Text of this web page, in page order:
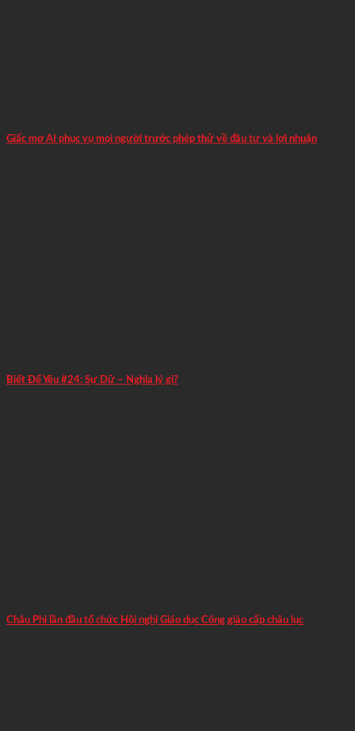
Giấc mơ AI phục vụ mọi người trước phép thử về đầu tư và lợi nhuận
Biết Để Yêu #24: Sự Dữ – Nghĩa lý gì?
Châu Phi lần đầu tổ chức Hội nghị Giáo dục Công giáo cấp châu lục